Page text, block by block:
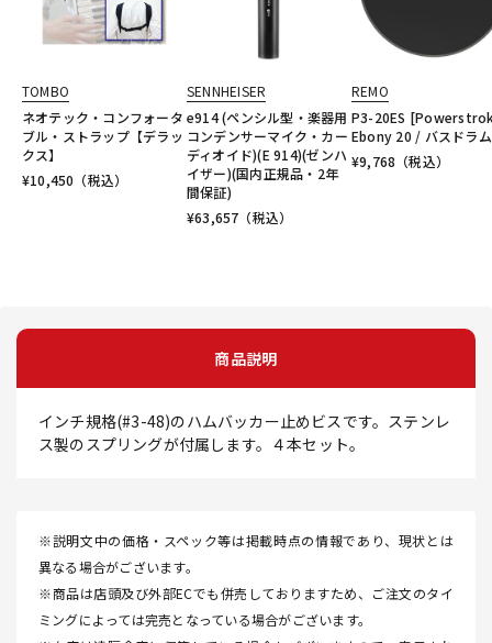
TOMBO
ネオテック・コンフォータ
ブル・ストラップ【デラッ
クス】
¥10,450 （税込）
SENNHEISER
e914 (ペンシル型・楽器用
コンデンサーマイク・カー
ディオイド)(E 914)(ゼンハ
イザー)(国内正規品・2年
間保証)
¥63,657 （税込）
REMO
P3-20ES
Ebony 20 / バスドラ
¥9,768 （税込）
商品説明
インチ規格(#3-48)のハムバッカー止めビスです。ステンレ
ス製のスプリングが付属します。４本セット。
※説明文中の価格・スペック等は掲載時点の情報であり、現状とは
異なる場合がございます。
※商品は店頭及び外部ECでも併売しておりますため、ご注文のタイ
ミングによっては完売となっている場合がございます。